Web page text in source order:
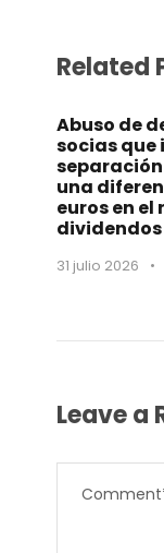
Related
Abuso de
socias que
separación
una
euros en
dividendos
31 julio 2026 •
Leave a